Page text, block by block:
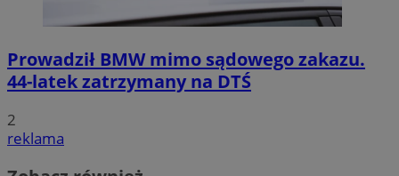
Prowadził BMW mimo sądowego zakazu.
44-latek zatrzymany na DTŚ
2
reklama
Niezbędne pliki cookie umożliwiają korzystanie z podstawowych
takich jak logowanie użytkownika i zarządzanie kontem. Bez
można prawidłowo korzystać ze strony internetowej.